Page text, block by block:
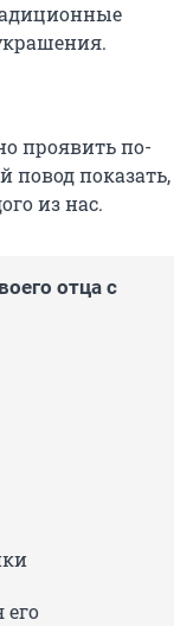
проявить по-
повод показать,
из нас.
отца с
его